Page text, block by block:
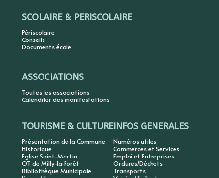
SCOLAIRE & PERISCOLAIRE
Périscolaire
Conseils
Documents école
ASSOCIATIONS
Toutes les associations
Calendrier des manifestations
TOURISME & CULTURE
Présentation de la Commune
Historique
Eglise Saint-Martin
OT de Milly-la-Forêt
Bibliothèque Municipale
INFOS GENERALES
Numéros utiles
Commerces et Services
Emploi et Entreprises
Ordures/Déchets
Transports